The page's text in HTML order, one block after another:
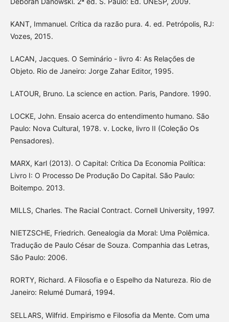
KANT, Immanuel. Crítica da razão pura. 4. ed. Petrópolis, RJ:
Vozes, 2015.
LACAN, Jacques. O Seminário - livro 4: As Relaçőes de
Objeto. Rio de Janeiro: Jorge Zahar Editor, 1995.
LATOUR, Bruno. La science en action. Paris, Pandore. 1990.
LOCKE, John. Ensaio acerca do entendimento humano. São
Paulo: Nova Cultural, 1978. v. Locke, livro II (Coleção Os
Pensadores).
MARX, Karl (2013). O Capital: Crítica Da Economia Política:
Livro I: O Processo De Produção Do Capital. São Paulo:
Boitempo. 2013.
MILLS, Charles. The Racial Contract. Cornell University, 1997.
NIETZSCHE, Friedrich. Genealogia da Moral: Uma Polêmica.
Tradução de Paulo César de Souza. Companhia das Letras,
São Paulo: 2006.
RORTY, Richard. A Filosofia e o Espelho da Natureza. Rio de
Janeiro: Relumé Dumará, 1994.
SELLARS, Wilfrid. Empirismo e Filosofia da Mente. Com uma